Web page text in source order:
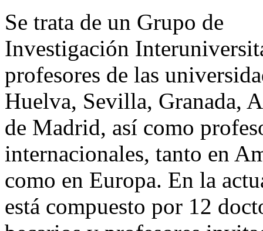
Se trata de un Grupo de
Investigación
profesores de las
Huelva, Sevilla, Granada,
de Madrid, así como
internacionales, tanto en
como en Europa. En la
está compuesto por 12